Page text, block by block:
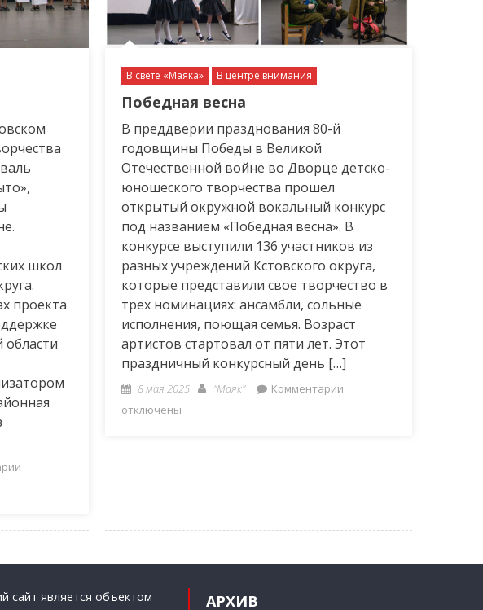
школ
проекта
к
В свете «Маяка» В центре внимания
Победная весна
В преддверии празднования 80-й
годовщины Победы в Великой
Отечественной войне во Дворце детско-
юношеского творчества прошел
открытый окружной вокальный конкурс
под названием «Победная весна». В
конкурсе выступили 136 участников из
разных учреждений Кстовского округа,
которые представили свое творчество в
трех номинациях: ансамбли, сольные
исполнения, поющая семья. Возраст
артистов стартовал от пяти лет. Этот
праздничный конкурсный день […]
Posted
on
8 мая 2025 Author
"Маяк" Комментарии
отключены
сайт является объектом
АРХИВ